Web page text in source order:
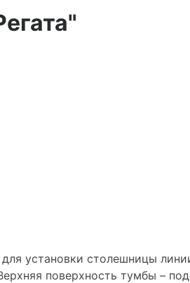
установки столешницы
поверхность тумбы –